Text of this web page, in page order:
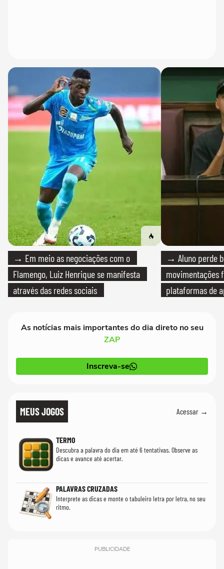
→ Em meio as negociações com o
Flamengo, Luiz Henrique se manifesta
através das redes sociais
→ Aluno perde
movimentações
plataformas de
As notícias mais importantes do dia direto no seu
ZAP
Inscreva-se
MEUS JOGOS Acessar →
TERMO
Descubra a palavra do dia em até 6 tentativas. Observe as
dicas e avance até acertar.
PALAVRAS CRUZADAS
Interprete as dicas e monte o tabuleiro letra por letra, no seu
ritmo.
PUBLICIDADE